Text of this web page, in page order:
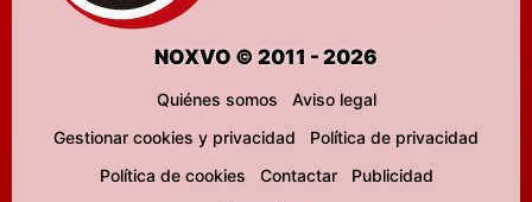
NOXVO © 2011 - 2026
Quiénes somos
Aviso legal
Gestionar cookies y privacidad
Política de privacidad
Política de cookies
Contactar
Publicidad